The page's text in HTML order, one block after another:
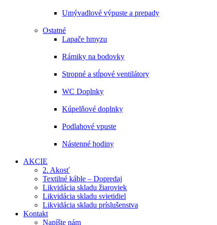
Umývadlové výpuste a prepady
Ostatné
Lapače hmyzu
Rámiky na bodovky
Stropné a stĺpové ventilátory
WC Doplnky
Kúpelňové doplnky
Podlahové vpuste
Nástenné hodiny
AKCIE
2. Akosť
Textilné káble – Dopredaj
Likvidácia skladu žiaroviek
Likvidácia skladu svietidiel
Likvidácia skladu príslušenstva
Kontakt
Napíšte nám